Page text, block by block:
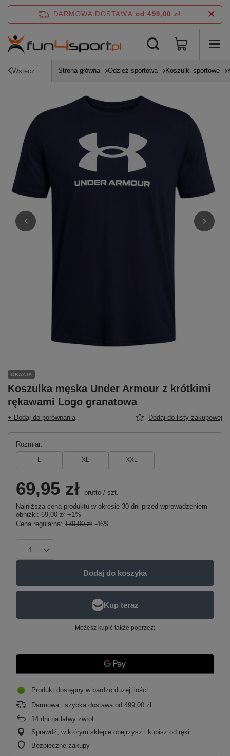
DARMOWA DOSTAWA od 499,00 zł
Wstecz Strona główna Odzież sportowa Koszulki sportowe
OKAZJA
Koszulka męska Under Armour z krótkimi
rękawami Logo granatowa
+ Dodaj do porównania Dodaj do listy zakupowej
Rozmiar
L XL XXL
69,95 zł brutto / szt.
Najniższa cena produktu w okresie 30 dni przed wprowadzeniem
obniżki: 69,00 zł +1%
Cena regularna: 130,00 zł -46%
Dodaj do koszyka
Możesz kupić także poprzez:
Produkt dostępny w bardzo dużej ilości
Darmowa i szybka dostawa od 499,00 zł
14 dni na łatwy zwrot
Sprawdź, w którym sklepie obejrzysz i kupisz od ręki
Bezpieczne zakupy